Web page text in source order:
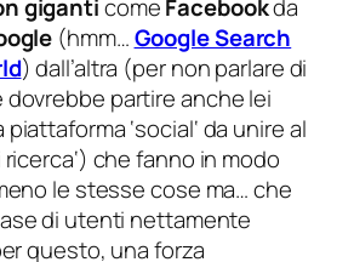
giganticomeFacebookda
(hmm…Google Search
) dall’altra (per non parlare di
dovrebbe partire anche lei
‘social‘ da unire al
‘) che fanno in modo
le stesse cose ma… che
di utenti nettamente
questo, una forza